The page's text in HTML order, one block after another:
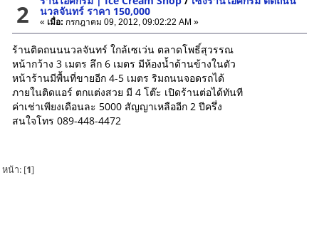
2 นวลจันทร์ ราคา 150,000
« เมื่อ: กรกฎาคม 09, 2012, 09:02:22 AM »
ร้านติดถนนนวลจันทร์ ใกล้เซเว่น ตลาดโพธิ์สุวรรณ
หน้ากว้าง 3 เมตร ลึก 6 เมตร มีห้องน้ำด้านข้างในตัว
หน้าร้านมีพื้นที่ขายอีก 4-5 เมตร ริมถนนจอดรถได้
ภายในติดแอร์ ตกแต่งสวย มี 4 โต๊ะ เปิดร้านต่อได้ทันที
ค่าเช่าเพียงเดือนละ 5000 สัญญาเหลืออีก 2 ปีครึ่ง
สนใจโทร 089-448-4472
หน้า: [1]